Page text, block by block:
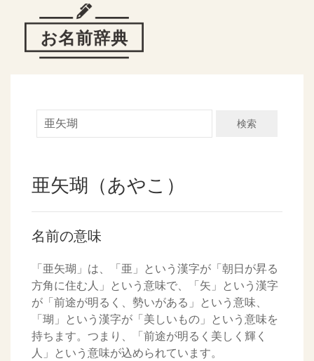
検索
亜矢瑚（あやこ）
名前の意味
「亜矢瑚」は、「亜」という漢字が「朝日が昇る
方角に住む人」という意味で、「矢」という漢字
が「前途が明るく、勢いがある」という意味、
「瑚」という漢字が「美しいもの」という意味を
持ちます。つまり、「前途が明るく美しく輝く
人」という意味が込められています。